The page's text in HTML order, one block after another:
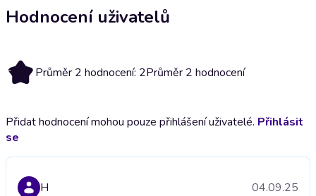
Hodnocení uživatelů
2 Průměr 2 hodnocení: 2Průměr 2 hodnocení
Přidat hodnocení mohou pouze přihlášení uživatelé. Přihlásit
se
H 04.09.25